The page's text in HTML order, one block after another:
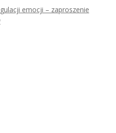
emocji – zaproszenie